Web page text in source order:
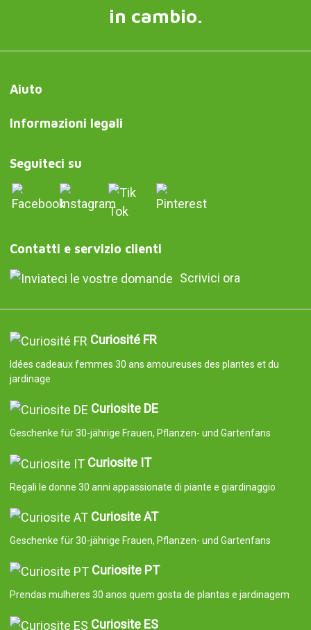
in cambio.
Aiuto
Informazioni legali
Seguiteci su
Contatti e servizio clienti
Scrivici ora
Curiosité FR
Idées cadeaux femmes 30 ans amoureuses des plantes et du
jardinage
Curiosite DE
Geschenke für 30-jährige Frauen, Pflanzen- und Gartenfans
Curiosite IT
Regali le donne 30 anni appassionate di piante e giardinaggio
Curiosite AT
Geschenke für 30-jährige Frauen, Pflanzen- und Gartenfans
Curiosite PT
Prendas mulheres 30 anos quem gosta de plantas e jardinagem
Curiosite ES